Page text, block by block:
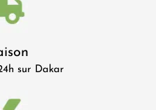
sur Dakar